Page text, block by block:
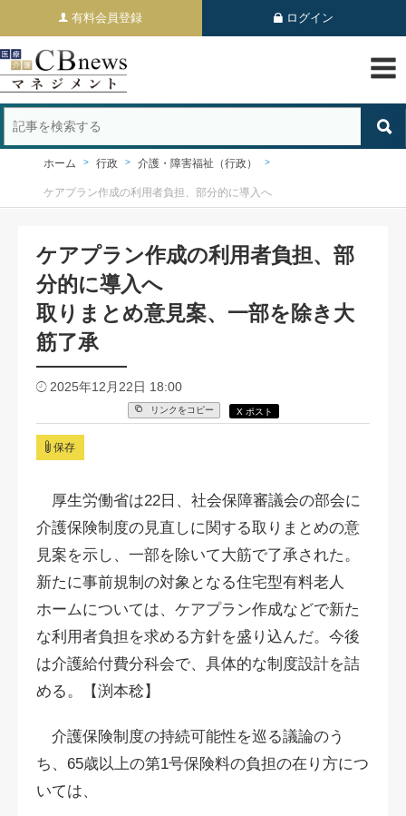
有料会員登録 ログイン
ホーム 行政 介護・障害福祉（行政）
ケアプラン作成の利用者負担、部分的に導入へ
ケアプラン作成の利用者負担、部
分的に導入へ
取りまとめ意見案、一部を除き大
筋了承
2025年12月22日 18:00
リンクをコピー X ポスト
保存
厚生労働省は22日、社会保障審議会の部会に
介護保険制度の見直しに関する取りまとめの意
見案を示し、一部を除いて大筋で了承された。
新たに事前規制の対象となる住宅型有料老人
ホームについては、ケアプラン作成などで新た
な利用者負担を求める方針を盛り込んだ。今後
は介護給付費分科会で、具体的な制度設計を詰
める。【渕本稔】
介護保険制度の持続可能性を巡る議論のう
ち、65歳以上の第1号保険料の負担の在り方につ
いては、